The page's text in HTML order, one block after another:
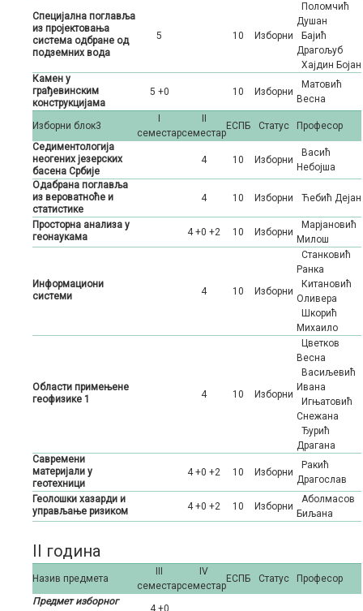
Специјална поглавља
из пројектовања
система одбране од
подземних вода
5 10 Изборни
Поломчић
Душан
Бајић
Драгољуб
Хајдин Бојан
Камен у
грађевинским
конструкцијама
5 +0 10 Изборни
Матовић
Весна
Изборни блок3
семестарсеместар
ЕСПБ Статус
Професор
Седиментологија
неогених језерских
басена Србије
4 10 Изборни
Васић
Небојша
Одабрана поглавља
из вероватноће и
статистике
4 10 Изборни Ћебић Дејан
Просторна анализа у
геонаукама
4 +0 +2 10 Изборни
Марјановић
Милош
Информациони
системи
4 10 Изборни
Станковић
Ранка
Китановић
Оливера
Шкорић
Михаило
Области примењене
геофизике 1
4 10 Изборни
Цветков
Весна
Васиљевић
Ивана
Игњатовић
Снежана
Ђурић
Драгана
Савремени
материјали у
геотехници
4 +0 +2 10 Изборни
Ракић
Драгослав
Геолошки хазарди и
управљање ризиком
4 +0 +2 10 Изборни
Аболмасов
Биљана
II година
Назив предмета
семестар
IV
семестар
ЕСПБ Статус
Професор
Предмет изборног
4 +0